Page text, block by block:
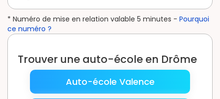
* Numéro de mise en relation valable 5 minutes - Pourquoi
ce numéro ?
Trouver une auto-école en Drôme
Auto-école Valence